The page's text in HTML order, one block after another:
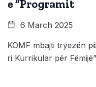
e ”Programit
6 March 2025
KOMF mbajti tryezën
ri Kurrikular për